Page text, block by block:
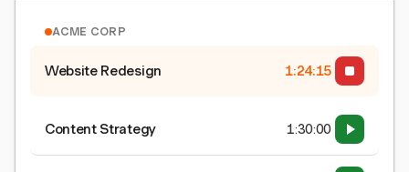
ACME CORP
Website Redesign 1:24:15
Content Strategy 1:30:00